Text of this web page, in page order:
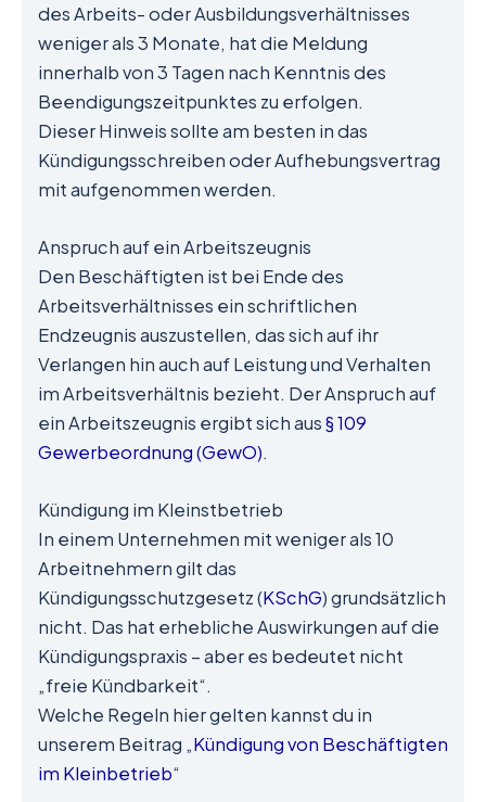
des Arbeits- oder Ausbildungsverhältnisses
weniger als 3 Monate, hat die Meldung
innerhalb von 3 Tagen nach Kenntnis des
Beendigungszeitpunktes zu erfolgen.
Dieser Hinweis sollte am besten in das
Kündigungsschreiben oder Aufhebungsvertrag
mit aufgenommen werden.
Anspruch auf ein Arbeitszeugnis
Den Beschäftigten ist bei Ende des
Arbeitsverhältnisses ein schriftlichen
Endzeugnis auszustellen, das sich auf ihr
Verlangen hin auch auf Leistung und Verhalten
im Arbeitsverhältnis bezieht. Der Anspruch auf
ein Arbeitszeugnis ergibt sich aus§ 109
Gewerbeordnung (GewO).
Kündigung im Kleinstbetrieb
In einem Unternehmen mit weniger als 10
Arbeitnehmern gilt das
Kündigungsschutzgesetz (KSchG) grundsätzlich
nicht. Das hat erhebliche Auswirkungen auf die
Kündigungspraxis – aber es bedeutet nicht
„freie Kündbarkeit“.
Welche Regeln hier gelten kannst du in
unserem Beitrag „Kündigung von Beschäftigten
im Kleinbetrieb“